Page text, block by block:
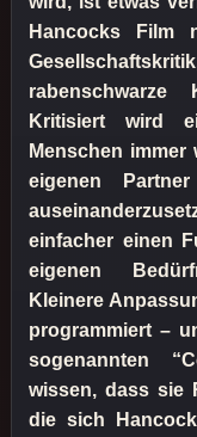
Hancocks Film
rabenschwarze
Kritisiert wird
Menschen
eigenen
einfacher einen
eigenen
Kleinere
programmiert –
sogenannten
wissen, dass sie
die sich